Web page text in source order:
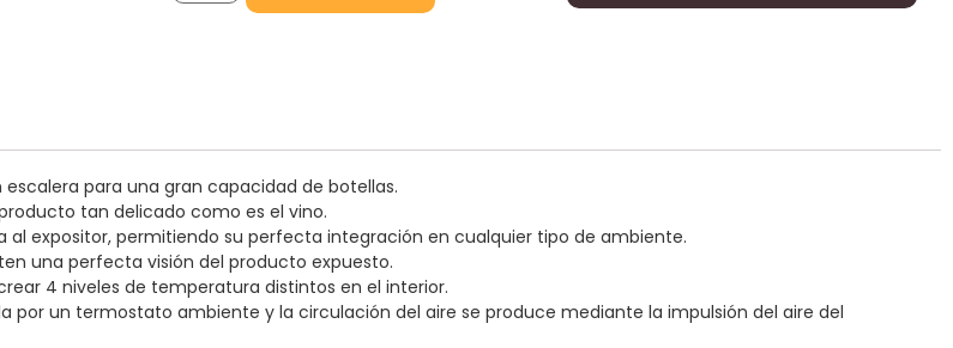
escalera para una gran capacidad de botellas.
tan delicado como es el vino.
expositor, permitiendo su perfecta integración en cualquier tipo de ambiente.
una perfecta visión del producto expuesto.
4 niveles de temperatura distintos en el interior.
un termostato ambiente y la circulación del aire se produce mediante la impulsión del aire del